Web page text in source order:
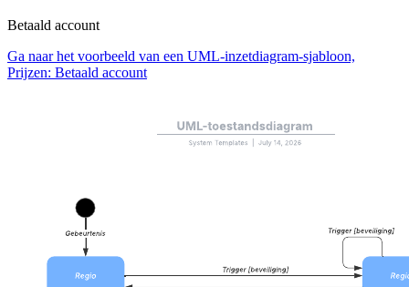
Betaald account
Ga naar het voorbeeld van een UML-inzetdiagram-sjabloon,
Prijzen: Betaald account